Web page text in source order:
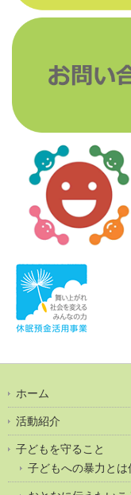
ホーム
活動紹介
子どもを守ること
子どもへの暴力とは